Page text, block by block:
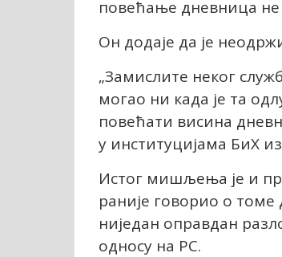
повећање дневница не
Он додаје да је
„Замислите неког
могао ни када је та
повећати висина
у институцијама БиХ
Истог мишљења је и
раније говорио о томе
ниједан оправдан
односу на РС.